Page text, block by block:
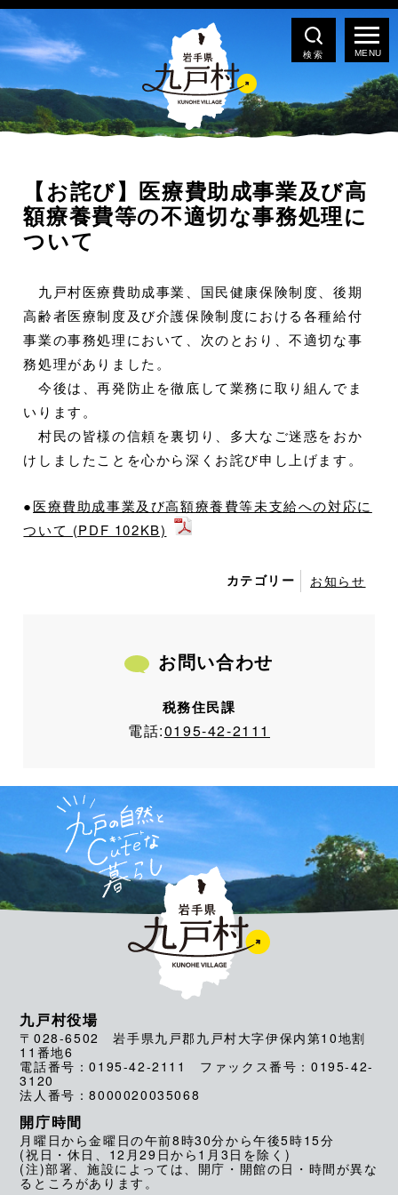
検索
【お詫び】医療費助成事業及び高
額療養費等の不適切な事務処理に
ついて
九戸村医療費助成事業、国民健康保険制度、後期
高齢者医療制度及び介護保険制度における各種給付
事業の事務処理において、次のとおり、不適切な事
務処理がありました。
今後は、再発防止を徹底して業務に取り組んでま
いります。
村民の皆様の信頼を裏切り、多大なご迷惑をおか
けしましたことを心から深くお詫び申し上げます。
●医療費助成事業及び高額療養費等未支給への対応に
ついて (PDF 102KB)
カテゴリー お知らせ
お問い合わせ
税務住民課
電話:0195-42-2111
九戸村役場
〒028-6502 岩手県九戸郡九戸村大字伊保内第10地割
11番地6
電話番号：0195-42-2111 ファックス番号：0195-42-
3120
法人番号：8000020035068
開庁時間
月曜日から金曜日の午前8時30分から午後5時15分
(祝日・休日、12月29日から1月3日を除く)
(注)部署、施設によっては、開庁・開館の日・時間が異な
るところがあります。